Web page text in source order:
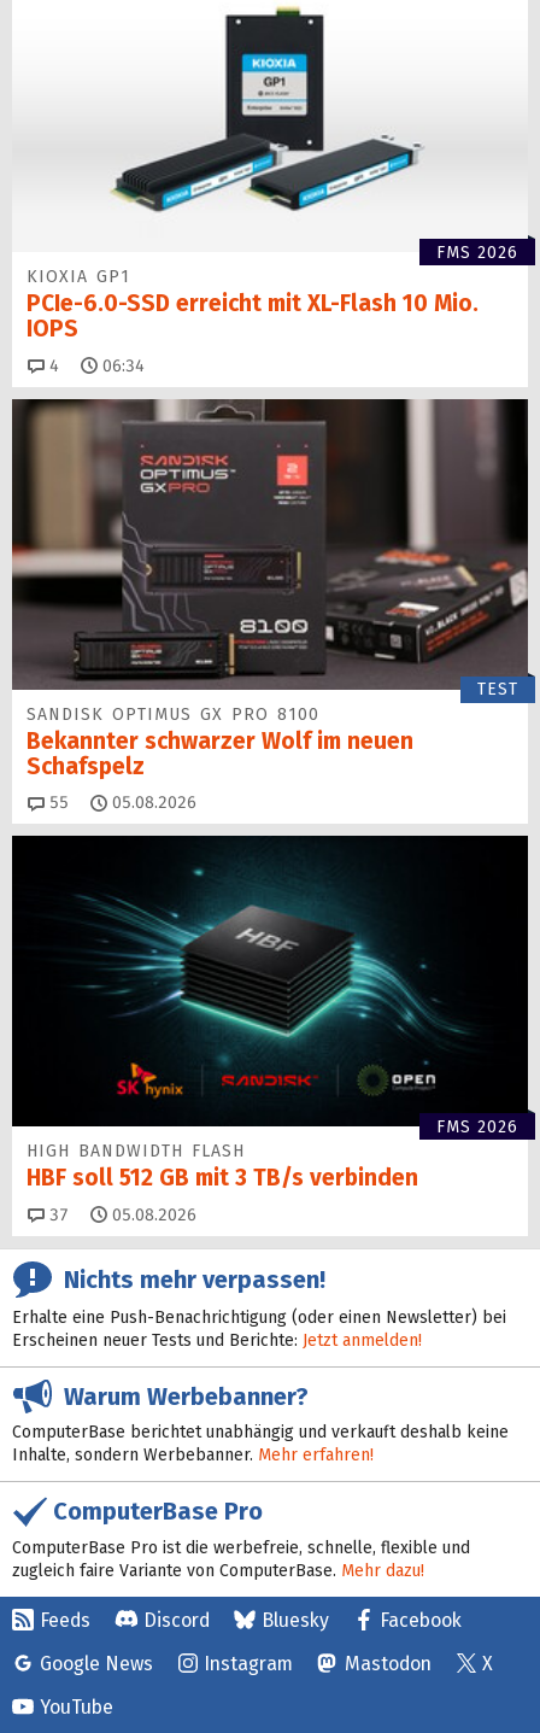
FMS 2026
KIOXIA GP1
PCIe-6.0-SSD erreicht mit XL-Flash 10 Mio.
IOPS
4 Kommentare
06:34
TEST
SANDISK OPTIMUS GX PRO 8100
Bekannter schwarzer Wolf im neuen
Schafspelz
55 Kommentare
05.08.2026
FMS 2026
HIGH BANDWIDTH FLASH
HBF soll 512 GB mit 3 TB/s verbinden
37 Kommentare
05.08.2026
Nichts mehr verpassen!
Erhalte eine Push-Benachrichtigung (oder einen Newsletter) bei
Erscheinen neuer Tests und Berichte: Jetzt anmelden!
Warum Werbebanner?
ComputerBase berichtet unabhängig und verkauft deshalb keine
Inhalte, sondern Werbebanner. Mehr erfahren!
ComputerBase Pro
ComputerBase Pro ist die werbefreie, schnelle, flexible und
zugleich faire Variante von ComputerBase. Mehr dazu!
Feeds Discord Bluesky
Facebook
Google News
Instagram Mastodon
X
YouTube